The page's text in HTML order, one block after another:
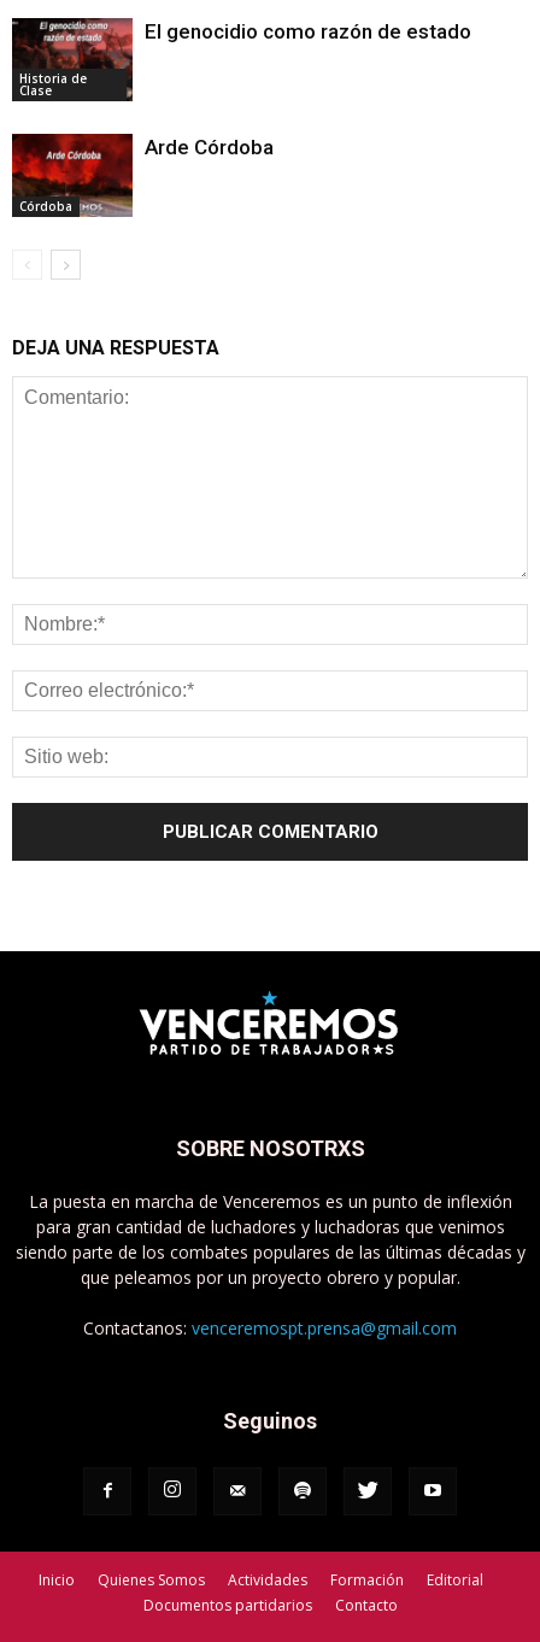
Historia de
Clase
El genocidio como razón de estado
Córdoba
Arde Córdoba
DEJA UNA RESPUESTA
SOBRE NOSOTRXS
La puesta en marcha de Venceremos es un punto de inflexión
para gran cantidad de luchadores y luchadoras que venimos
siendo parte de los combates populares de las últimas décadas y
que peleamos por un proyecto obrero y popular.
Contactanos: venceremospt.prensa@gmail.com
Seguinos
Inicio Quienes Somos Actividades Formación
Editorial
Documentos partidarios
Contacto